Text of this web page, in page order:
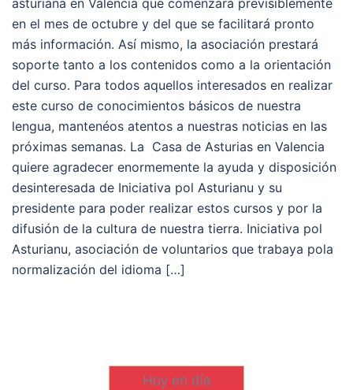
asturiana en Valencia que comenzará previsiblemente
en el mes de octubre y del que se facilitará pronto
más información. Así mismo, la asociación prestará
soporte tanto a los contenidos como a la orientación
del curso. Para todos aquellos interesados en realizar
este curso de conocimientos básicos de nuestra
lengua, mantenéos atentos a nuestras noticias en las
próximas semanas. La Casa de Asturias en Valencia
quiere agradecer enormemente la ayuda y disposición
desinteresada de Iniciativa pol Asturianu y su
presidente para poder realizar estos cursos y por la
difusión de la cultura de nuestra tierra. Iniciativa pol
Asturianu, asociación de voluntarios que trabaya pola
normalización del idioma […]
Hoy en día